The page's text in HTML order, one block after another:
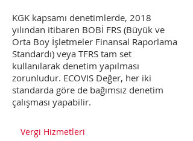
Vergi Hizmetleri
KGK kapsamı denetimlerde, 2018
yılından itibaren BOBİ FRS (Büyük ve
Orta Boy İşletmeler Finansal Raporlama
Standardı) veya TFRS tam set
kullanılarak denetim yapılması
zorunludur. ECOVIS Değer, her iki
standarda göre de bağımsız denetim
çalışması yapabilir.